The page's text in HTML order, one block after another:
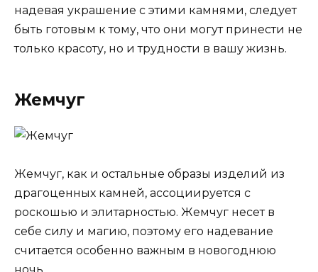
надевая украшение с этими камнями, следует
быть готовым к тому, что они могут принести не
только красоту, но и трудности в вашу жизнь.
Жемчуг
Жемчуг, как и остальные образы изделий из
драгоценных камней, ассоциируется с
роскошью и элитарностью. Жемчуг несет в
себе силу и магию, поэтому его надевание
считается особенно важным в новогоднюю